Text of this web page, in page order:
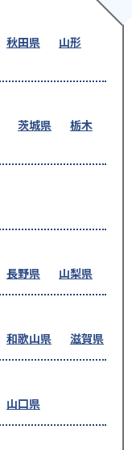
秋田県
山形
茨城県
栃木
長野県 山梨県
和歌山県 滋賀県
山口県